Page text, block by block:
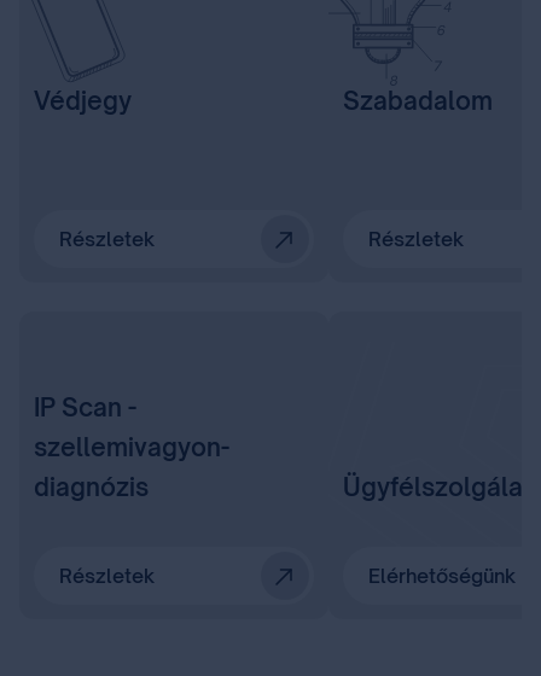
Védjegy
Részletek
Szabadalom
Részletek
IP Scan -
szellemivagyon-
diagnózis
Részletek
Ügyfélszolgálat
Elérhetőségünk